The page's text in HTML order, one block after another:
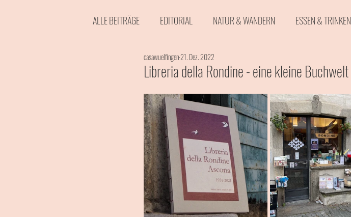
ALLE BEITRÄGE EDITORIAL NATUR & WANDERN ESSEN & TRINKEN
AKTUELL FOTOS & VIDEOS
Libreria della Rondine - eine kleine Buchwelt
casawuelfingen21. Dez. 2022